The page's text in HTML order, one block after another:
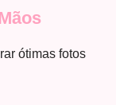
ótimas fotos